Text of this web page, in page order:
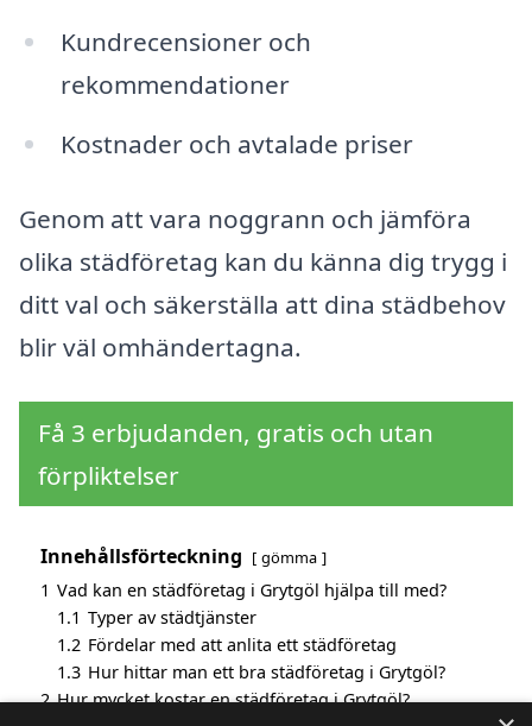
Kundrecensioner och
rekommendationer
Kostnader och avtalade priser
Genom att vara noggrann och jämföra
olika städföretag kan du känna dig trygg i
ditt val och säkerställa att dina städbehov
blir väl omhändertagna.
Få 3 erbjudanden, gratis och utan
förpliktelser
Innehållsförteckning gömma
1 Vad kan en städföretag i Grytgöl hjälpa till med?
1.1 Typer av städtjänster
1.2 Fördelar med att anlita ett städföretag
1.3 Hur hittar man ett bra städföretag i Grytgöl?
2 Hur mycket kostar en städföretag i Grytgöl?